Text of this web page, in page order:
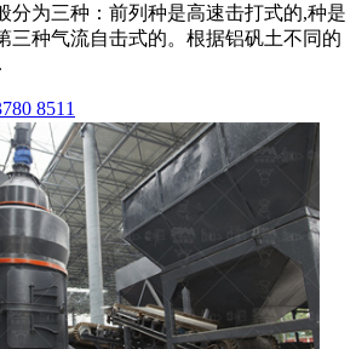
分为三种：前列种是高速击打式的,种是
三种气流自击式的。根据铝矾土不同的
8511